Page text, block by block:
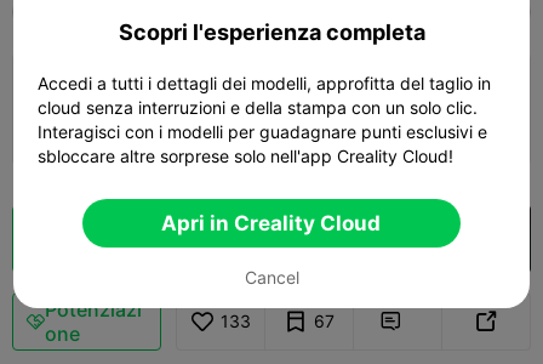
0.2mm layer, 2 walls, 15% infill
 42m 15s  1 plates  24.21g
Cloud Slice Apri in Creality Cloud
Potenziazi
one
133 67  
Scopri l'esperienza completa
Accedi a tutti i dettagli dei modelli, approfitta del taglio in
cloud senza interruzioni e della stampa con un solo clic.
Interagisci con i modelli per guadagnare punti esclusivi e
sbloccare altre sorprese solo nell'app Creality Cloud!
Apri in Creality Cloud
Cancel